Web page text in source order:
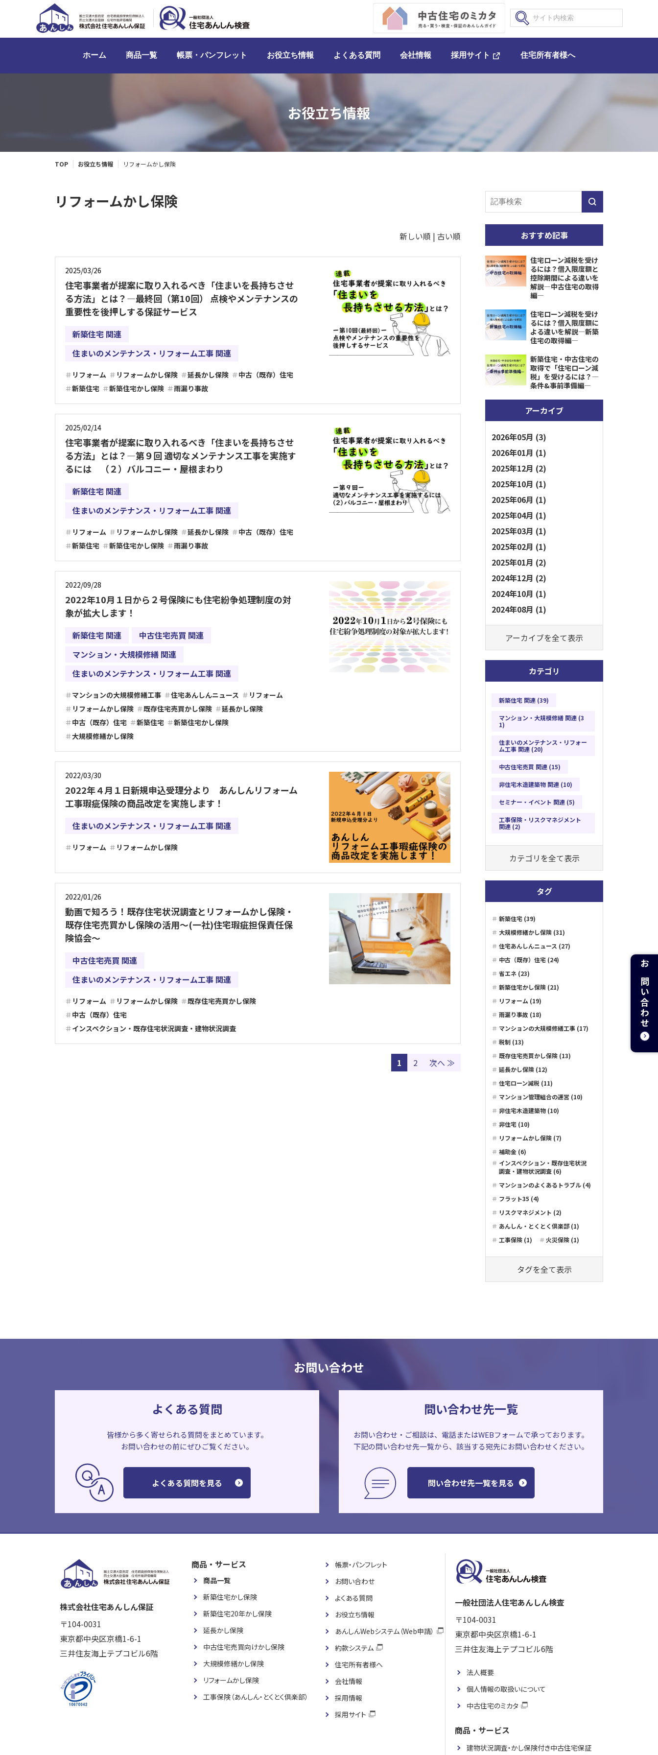
ホーム 商品一覧 帳票・パンフレット お役立ち情報 よくある質問 会社情報 採用サイト 住宅所有者様へ
TOP お役立ち情報 リフォームかし保険
お役立ち情報
リフォームかし保険
新しい順 |古い順
2025/03/26
住宅事業者が提案に取り入れるべき「住まいを長持ちさせ
る方法」とは？―最終回（第10回） 点検やメンテナンスの
重要性を後押しする保証サービス
新築住宅 関連
住まいのメンテナンス・リフォーム工事 関連
リフォーム リフォームかし保険 延長かし保険
中古（既存）住宅
新築住宅
新築住宅かし保険 雨漏り事故
2025/02/14
住宅事業者が提案に取り入れるべき「住まいを長持ちさせ
る方法」とは？―第９回 適切なメンテナンス工事を実施す
るには （２）バルコニー・屋根まわり
新築住宅 関連
住まいのメンテナンス・リフォーム工事 関連
リフォーム リフォームかし保険 延長かし保険
中古（既存）住宅
新築住宅
新築住宅かし保険 雨漏り事故
2022/09/28
2022年10月１日から２号保険にも住宅紛争処理制度の対
象が拡大します！
新築住宅 関連
中古住宅売買 関連
マンション・大規模修繕 関連
住まいのメンテナンス・リフォーム工事 関連
マンションの大規模修繕工事 住宅あんしんニュース
リフォーム
リフォームかし保険
既存住宅売買かし保険
延長かし保険
中古（既存）住宅
新築住宅
新築住宅かし保険
大規模修繕かし保険
2022/03/30
2022年４月１日新規申込受理分より あんしんリフォーム
工事瑕疵保険の商品改定を実施します！
住まいのメンテナンス・リフォーム工事 関連
リフォーム リフォームかし保険
2022/01/26
動画で知ろう！既存住宅状況調査とリフォームかし保険・
既存住宅売買かし保険の活用～(一社)住宅瑕疵担保責任保
険協会～
中古住宅売買 関連
住まいのメンテナンス・リフォーム工事 関連
リフォーム リフォームかし保険
既存住宅売買かし保険
中古（既存）住宅
インスペクション・既存住宅状況調査・建物状況調査
1 2 次へ ≫
おすすめ記事
住宅ローン減税を受け
るには？借入限度額と
控除期間による違いを
解説―中古住宅の取得
編―
住宅ローン減税を受け
るには？借入限度額に
よる違いを解説―新築
住宅の取得編―
新築住宅・中古住宅の
取得で「住宅ローン減
税」を受けるには？―
条件&事前準備編―
アーカイブ
2026年05月 (3)
2026年01月 (1)
2025年12月 (2)
2025年10月 (1)
2025年06月 (1)
2025年04月 (1)
2025年03月 (1)
2025年02月 (1)
2025年01月 (2)
2024年12月 (2)
2024年10月 (1)
2024年08月 (1)
アーカイブを全て表示
カテゴリ
新築住宅 関連 (39)
マンション・大規模修繕 関連 (3
1)
住まいのメンテナンス・リフォー
ム工事 関連 (20)
中古住宅売買 関連 (15)
非住宅木造建築物 関連 (10)
セミナー・イベント 関連 (5)
工事保険・リスクマネジメント
関連 (2)
カテゴリを全て表示
タグ
新築住宅 (39)
大規模修繕かし保険 (31)
住宅あんしんニュース (27)
中古（既存）住宅 (24)
省エネ (23)
新築住宅かし保険 (21)
リフォーム (19)
雨漏り事故 (18)
マンションの大規模修繕工事 (17)
税制 (13)
既存住宅売買かし保険 (13)
延長かし保険 (12)
住宅ローン減税 (11)
マンション管理組合の運営 (10)
非住宅木造建築物 (10)
非住宅 (10)
リフォームかし保険 (7)
補助金 (6)
インスペクション・既存住宅状況
調査・建物状況調査 (6)
マンションのよくあるトラブル (4)
フラット35 (4)
リスクマネジメント (2)
あんしん・とくとく倶楽部 (1)
工事保険 (1)
火災保険 (1)
タグを全て表示
お問い合わせ
よくある質問
皆様から多く寄せられる質問をまとめています。
お問い合わせの前にぜひご覧ください。
よくある質問を見る
問い合わせ先一覧
お問い合わせ・ご相談は、電話またはWEBフォームで承っております。
下記の問い合わせ先一覧から、該当する宛先にお問い合わせください。
問い合わせ先一覧を見る
株式会社住宅あんしん保証
〒104-0031
東京都中央区京橋1-6-1
三井住友海上テプコビル6階
商品・サービス
商品一覧
新築住宅かし保険
新築住宅20年かし保険
延長かし保険
中古住宅売買向けかし保険
大規模修繕かし保険
リフォームかし保険
工事保険（あんしん・とくとく倶楽部）
帳票・パンフレット
お問い合わせ
よくある質問
お役立ち情報
あんしんWebシステム（Web申請）
約款システム
住宅所有者様へ
会社情報
採用情報
採用サイト
一般社団法人住宅あんしん検査
〒104-0031
東京都中央区京橋1-6-1
三井住友海上テプコビル6階
法人概要
個人情報の取扱いについて
中古住宅のミカタ
商品・サービス
建物状況調査・かし保険付き中古住宅保証
お問い合わせ